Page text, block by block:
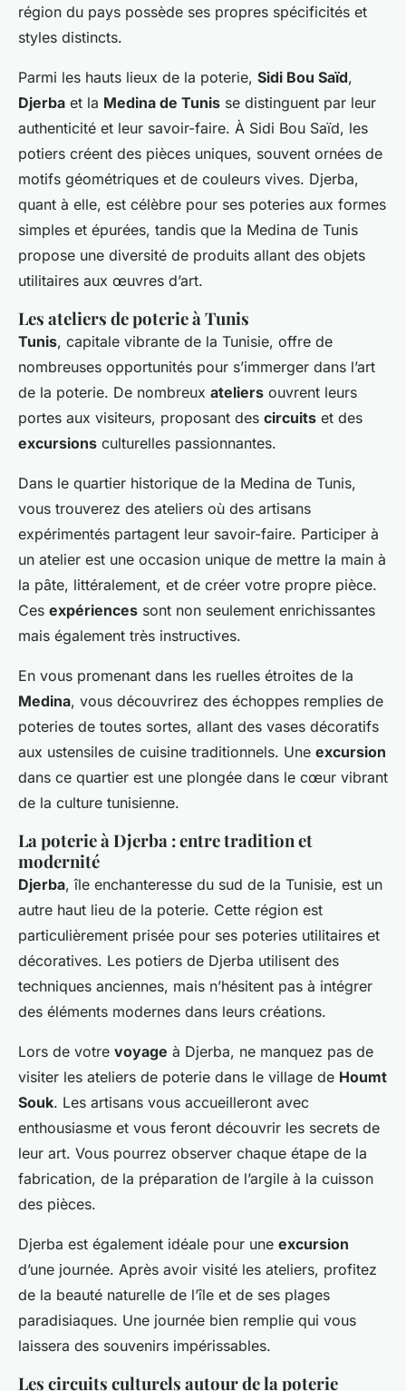
région du pays possède ses propres spécificités et
styles distincts.
Parmi les hauts lieux de la poterie, Sidi Bou Saïd,
Djerba et la Medina de Tunis se distinguent par leur
authenticité et leur savoir-faire. À Sidi Bou Saïd, les
potiers créent des pièces uniques, souvent ornées de
motifs géométriques et de couleurs vives. Djerba,
quant à elle, est célèbre pour ses poteries aux formes
simples et épurées, tandis que la Medina de Tunis
propose une diversité de produits allant des objets
utilitaires aux œuvres d’art.
Les ateliers de poterie à Tunis
Tunis, capitale vibrante de la Tunisie, offre de
nombreuses opportunités pour s’immerger dans l’art
de la poterie. De nombreux ateliers ouvrent leurs
portes aux visiteurs, proposant des circuits et des
excursions culturelles passionnantes.
Dans le quartier historique de la Medina de Tunis,
vous trouverez des ateliers où des artisans
expérimentés partagent leur savoir-faire. Participer à
un atelier est une occasion unique de mettre la main à
la pâte, littéralement, et de créer votre propre pièce.
Ces expériences sont non seulement enrichissantes
mais également très instructives.
En vous promenant dans les ruelles étroites de la
Medina, vous découvrirez des échoppes remplies de
poteries de toutes sortes, allant des vases décoratifs
aux ustensiles de cuisine traditionnels. Une excursion
dans ce quartier est une plongée dans le cœur vibrant
de la culture tunisienne.
La poterie à Djerba : entre tradition et
modernité
Djerba, île enchanteresse du sud de la Tunisie, est un
autre haut lieu de la poterie. Cette région est
particulièrement prisée pour ses poteries utilitaires et
décoratives. Les potiers de Djerba utilisent des
techniques anciennes, mais n’hésitent pas à intégrer
des éléments modernes dans leurs créations.
Lors de votre voyage à Djerba, ne manquez pas de
visiter les ateliers de poterie dans le village de Houmt
Souk. Les artisans vous accueilleront avec
enthousiasme et vous feront découvrir les secrets de
leur art. Vous pourrez observer chaque étape de la
fabrication, de la préparation de l’argile à la cuisson
des pièces.
Djerba est également idéale pour une excursion
d’une journée. Après avoir visité les ateliers, profitez
de la beauté naturelle de l’île et de ses plages
paradisiaques. Une journée bien remplie qui vous
laissera des souvenirs impérissables.
Les circuits culturels autour de la poterie